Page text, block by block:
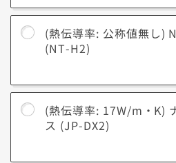
(熱伝導率: 公称値無し)
(NT-H2)
(熱伝導率: 17W/m・K)
ス (JP-DX2)